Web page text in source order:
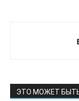
ЭТО МОЖЕТ